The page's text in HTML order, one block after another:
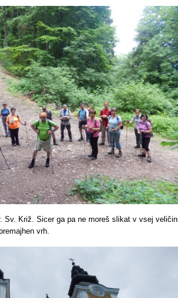
Sv. Križ. Sicer ga pa ne moreš slikat v vsej
vrh.